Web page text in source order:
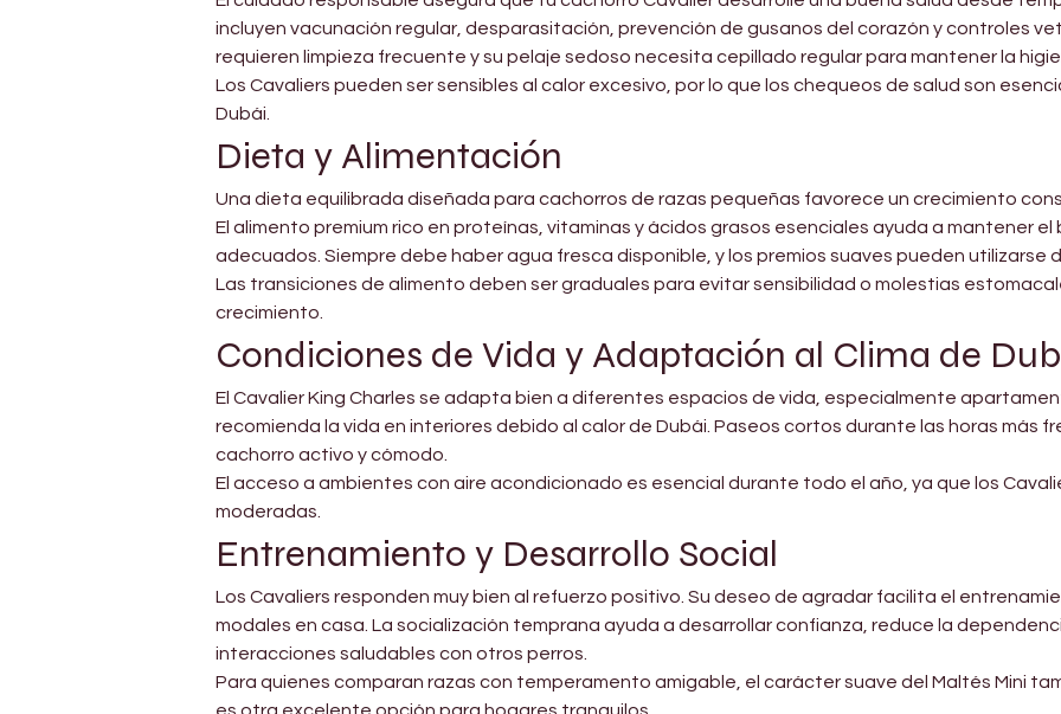
incluyen vacunación regular, desparasitación, prevención de gusanos del corazón y controles
requieren limpieza frecuente y su pelaje sedoso necesita cepillado regular para mantener la
Los Cavaliers pueden ser sensibles al calor excesivo, por lo que los chequeos de salud son
Dubái.
Dieta y Alimentación
Una dieta equilibrada diseñada para cachorros de razas pequeñas favorece un crecimiento
El alimento premium rico en proteínas, vitaminas y ácidos grasos esenciales ayuda a mantener el
adecuados. Siempre debe haber agua fresca disponible, y los premios suaves pueden utilizarse
Las transiciones de alimento deben ser graduales para evitar sensibilidad o molestias
crecimiento.
Condiciones de Vida y Adaptación al Clima de
El Cavalier King Charles se adapta bien a diferentes espacios de vida, especialmente
recomienda la vida en interiores debido al calor de Dubái. Paseos cortos durante las horas más
cachorro activo y cómodo.
El acceso a ambientes con aire acondicionado es esencial durante todo el año, ya que los
moderadas.
Entrenamiento y Desarrollo Social
Los Cavaliers responden muy bien al refuerzo positivo. Su deseo de agradar facilita el
modales en casa. La socialización temprana ayuda a desarrollar confianza, reduce la
interacciones saludables con otros perros.
Para quienes comparan razas con temperamento amigable, el carácter suave del Maltés Mini